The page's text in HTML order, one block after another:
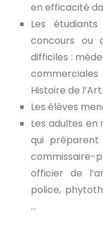
en efficacité
Les
concours ou
difficiles :
Histoire de
Les élèves
Les adultes
qui préparent
officier de
police,
…